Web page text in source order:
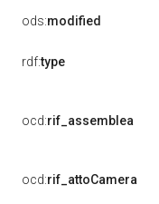
ods:modified
rdf:type
ocd:rif_assemblea
ocd:rif_attoCamera